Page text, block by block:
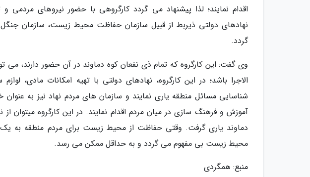
اقدام نمایند؛ لذا پیشنهاد می گردد کارگروهی با حضور نیروهای
نهادهای دولتی ذیربط از قبیل سازمان حفاظت محیط زیست، سازمان
گردد.
وی گفت: این کارگروه که تمام ذی نفعان کوه دماوند در آن حضور دارند، می
الاجرا باشد؛ در این کارگروه، نهادهای دولتی با تهیه امکانات مادی،
شناسایی مسائل منطقه یاری نمایند و سازمان های مردم نهاد نیز به
آموزش و فرهنگ سازی در میان مردم اقدام نمایند. در این کارگروه میتوان
دماوند یاری گرفت. وقتی حفاظت از محیط زیست برای مردم منطقه به
محیط زیست بی مفهوم می گردد و به حداقل ممکن می رسد.
منبع: همگردی